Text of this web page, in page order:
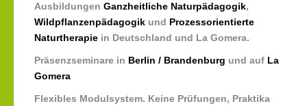
Ausbildungen Ganzheitliche Naturpädagogik,
Wildpflanzenpädagogik und Prozessorientierte
Naturtherapie in Deutschland und La Gomera.
Präsenzseminare in Berlin / Brandenburg und auf La
Gomera
Flexibles Modulsystem. Keine Prüfungen, Praktika